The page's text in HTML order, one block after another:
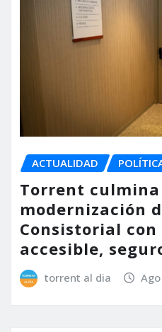
ACTUALIDAD
Torrent
modernización
Consistorial
accesible,
torrent al dia